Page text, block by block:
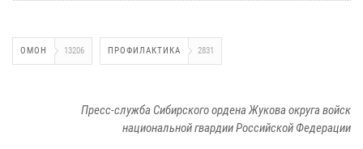
ОМОН 13206 ПРОФИЛАКТИКА 2831
Пресс-служба Сибирского ордена Жукова округа войск
национальной гвардии Российской Федерации